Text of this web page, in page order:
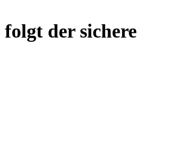
der sichere